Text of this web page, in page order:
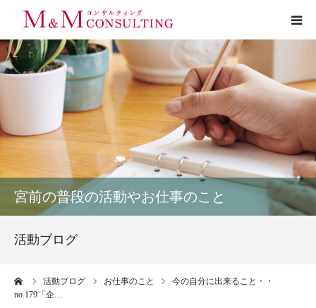
宮前の普段の活動やお仕事のこと
活動ブログ
活動ブログ お仕事のこと
今の自分に出来ること・・
no.179「企…
プロフィール
サービス
お客様の声
実績